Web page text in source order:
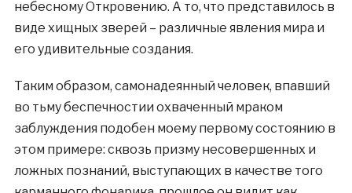
небесному Откровению. А то, что представилось в
виде хищных зверей – различные явления мира и
его удивительные создания.
Таким образом, самонадеянный человек, впавший
во тьму беспечностии охваченный мраком
заблуждения подобен моему первому состоянию в
этом примере: сквозь призму несовершенных и
ложных познаний, выступающих в качестве того